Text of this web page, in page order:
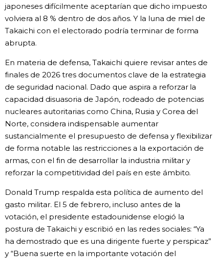
japoneses difícilmente aceptarían que dicho impuesto
volviera al 8 % dentro de dos años. Y la luna de miel de
Takaichi con el electorado podría terminar de forma
abrupta.
En materia de defensa, Takaichi quiere revisar antes de
finales de 2026 tres documentos clave de la estrategia
de seguridad nacional. Dado que aspira a reforzar la
capacidad disuasoria de Japón, rodeado de potencias
nucleares autoritarias como China, Rusia y Corea del
Norte, considera indispensable aumentar
sustancialmente el presupuesto de defensa y flexibilizar
de forma notable las restricciones a la exportación de
armas, con el fin de desarrollar la industria militar y
reforzar la competitividad del país en este ámbito.
Donald Trump respalda esta política de aumento del
gasto militar. El 5 de febrero, incluso antes de la
votación, el presidente estadounidense elogió la
postura de Takaichi y escribió en las redes sociales: “Ya
ha demostrado que es una dirigente fuerte y perspicaz”
y “Buena suerte en la importante votación del